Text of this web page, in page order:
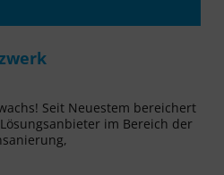
Seit Neuestem bereichert
im Bereich der